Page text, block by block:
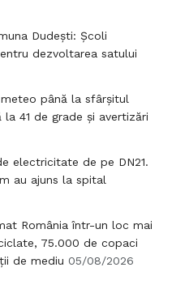
Dudești: Școli
dezvoltarea satului
până la sfârșitul
41 de grade și avertizări
electricitate de pe DN21.
au ajuns la spital
România într-un loc mai
75.000 de copaci
de mediu 05/08/2026